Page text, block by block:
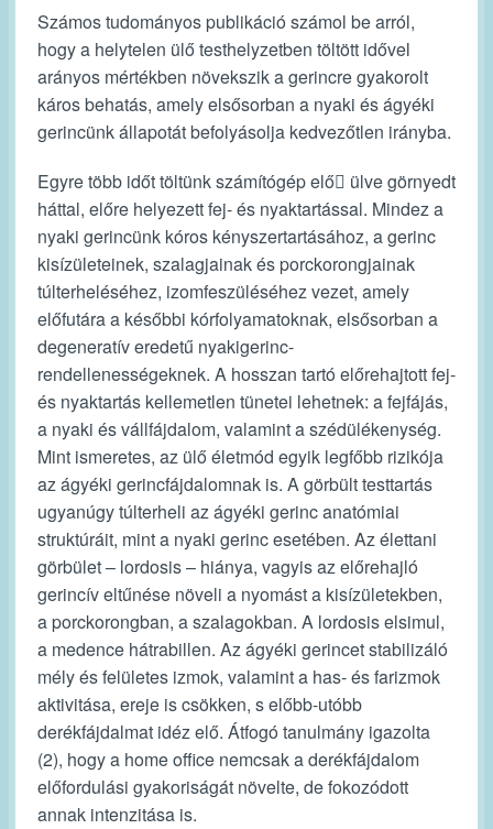
Számos tudományos publikáció számol be arról,
hogy a helytelen ülő testhelyzetben töltött idővel
arányos mértékben növekszik a gerincre gyakorolt
káros behatás, amely elsősorban a nyaki és ágyéki
gerincünk állapotát befolyásolja kedvezőtlen irányba.
Egyre több időt töltünk számítógép elő􀆩 ülve görnyedt
háttal, előre helyezett fej- és nyaktartással. Mindez a
nyaki gerincünk kóros kényszertartásához, a gerinc
kisízületeinek, szalagjainak és porckorongjainak
túlterheléséhez, izomfeszüléséhez vezet, amely
előfutára a későbbi kórfolyamatoknak, elsősorban a
degeneratív eredetű nyakigerinc-
rendellenességeknek. A hosszan tartó előrehajtott fej-
és nyaktartás kellemetlen tünetei lehetnek: a fejfájás,
a nyaki és vállfájdalom, valamint a szédülékenység.
Mint ismeretes, az ülő életmód egyik legfőbb rizikója
az ágyéki gerincfájdalomnak is. A görbült testtartás
ugyanúgy túlterheli az ágyéki gerinc anatómiai
struktúráit, mint a nyaki gerinc esetében. Az élettani
görbület – lordosis – hiánya, vagyis az előrehajló
gerincív eltűnése növeli a nyomást a kisízületekben,
a porckorongban, a szalagokban. A lordosis elsimul,
a medence hátrabillen. Az ágyéki gerincet stabilizáló
mély és felületes izmok, valamint a has- és farizmok
aktivitása, ereje is csökken, s előbb-utóbb
derékfájdalmat idéz elő. Átfogó tanulmány igazolta
(2), hogy a home office nemcsak a derékfájdalom
előfordulási gyakoriságát növelte, de fokozódott
annak intenzitása is.